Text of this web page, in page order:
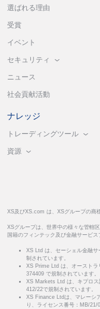
選ばれる理由
受賞
イベント
セキュリティ
ニュース
社会貢献活動
ナレッジ
トレーディングツール
資源
XS及びXS.com は、XSグループの商
XSグループは、世界中の様々な管轄
国籍のフィンテック及び金融サービス
XS Ltd は、セーシェル金融
制されています。
XS Prime Ltd は、オーストラ
374409 で規制されています。
XS Markets Ltd は、キプロス
412/22で規制されています。
XS Finance Ltdは、マレーシ
り、ライセンス番号：MB/21/